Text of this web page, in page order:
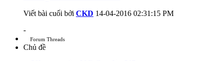
Viết bài cuối bởi CKD 14-04-2016 02:31:15 PM
-
Forum Threads
Chủ đề